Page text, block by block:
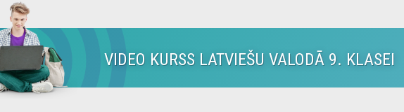
VIDEO KURSS LATVIEŠU VALODĀ 9. KLASEI